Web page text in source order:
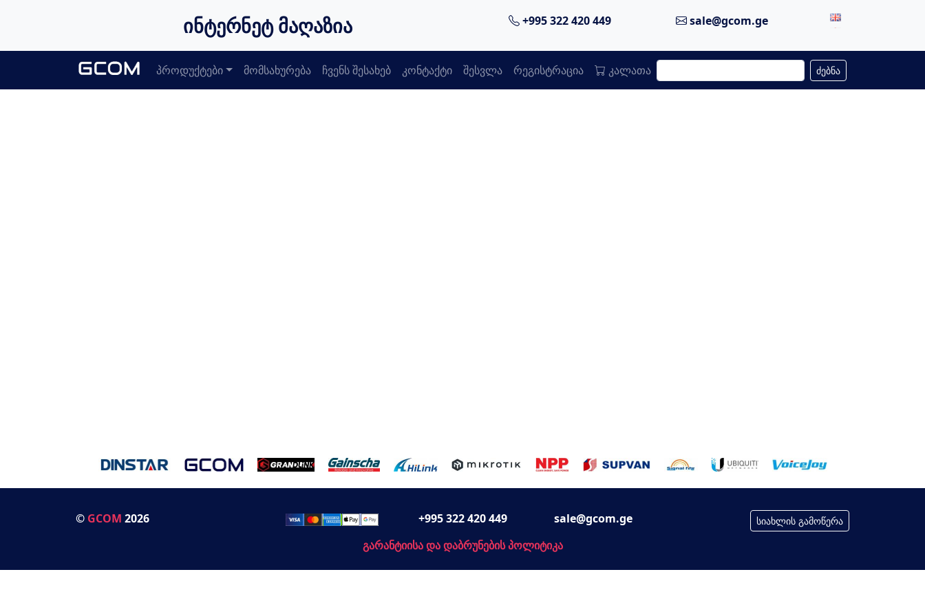
ინტერნეტ მაღაზია +995 322 420 449 sale@gcom.ge
პროდუქტები მომსახურება ჩვენს შესახებ კონტაქტი შესვლა რეგისტრაცია კალათა ძებნა
© GCOM 2026 +995 322 420 449 sale@gcom.ge სიახლის გამოწერა
გარანტიისა და დაბრუნების პოლიტიკა